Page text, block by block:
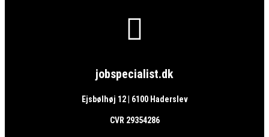

jobspecialist.dk
Ejsbølhøj 12 | 6100 Haderslev
CVR 29354286